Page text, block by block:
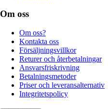
Om oss
Om oss?
Kontakta oss
Försäljningsvillkor
Returer och återbetalningar
Ansvarsfriskrivning
Betalningsmetoder
Priser och leveransalternativ
Integritetspolicy